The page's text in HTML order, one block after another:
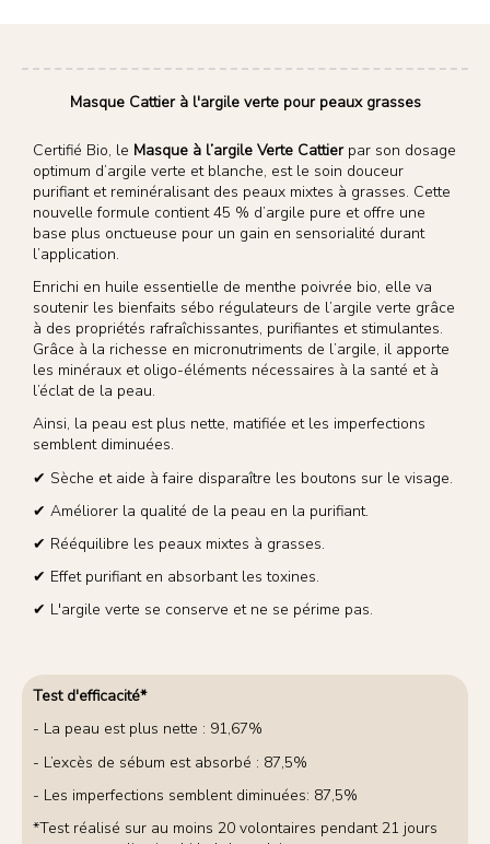
Masque Cattier à l'argile verte pour peaux grasses
Certifié Bio, le Masque à l’argile Verte Cattierpar son dosage
optimum d’argile verte et blanche, est le soin douceur
purifiant et reminéralisant des peaux mixtes à grasses. Cette
nouvelle formule contient 45 % d’argile pure et offre une
base plus onctueuse pour un gain en sensorialité durant
l’application.
Enrichi en huile essentielle de menthe poivrée bio, elle va
soutenir les bienfaits sébo régulateurs de l’argile verte grâce
à des propriétés rafraîchissantes, purifiantes et stimulantes.
Grâce à la richesse en micronutriments de l’argile, il apporte
les minéraux et oligo-éléments nécessaires à la santé et à
l’éclat de la peau.
Ainsi, la peau est plus nette, matifiée et les imperfections
semblent diminuées.
✔ Sèche et aide à faire disparaître les boutons sur le visage.
✔ Améliorer la qualité de la peau en la purifiant.
✔ Rééquilibre les peaux mixtes à grasses.
✔ Effet purifiant en absorbant les toxines.
✔ L'argile verte se conserve et ne se périme pas.
Test d'efficacité*
- La peau est plus nette : 91,67%
- L’excès de sébum est absorbé : 87,5%
- Les imperfections semblent diminuées: 87,5%
*Test réalisé sur au moins 20 volontaires pendant 21 jours